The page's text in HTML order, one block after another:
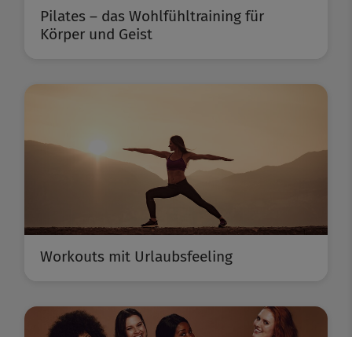
Pilates – das Wohlfühltraining für
Körper und Geist
Workouts mit Urlaubsfeeling